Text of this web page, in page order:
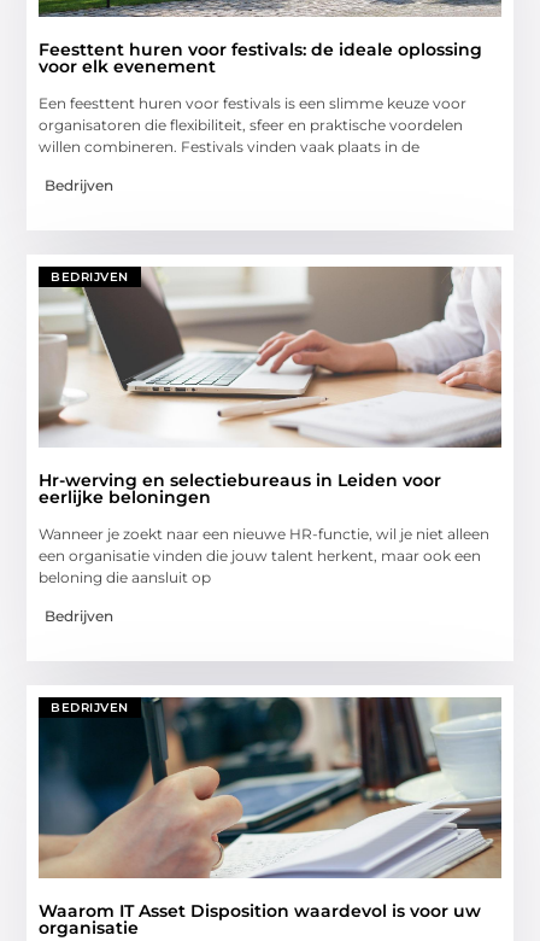
Feesttent huren voor festivals: de ideale oplossing
voor elk evenement
Een feesttent huren voor festivals is een slimme keuze voor
organisatoren die flexibiliteit, sfeer en praktische voordelen
willen combineren. Festivals vinden vaak plaats in de
Bedrijven
BEDRIJVEN
Hr-werving en selectiebureaus in Leiden voor
eerlijke beloningen
Wanneer je zoekt naar een nieuwe HR-functie, wil je niet alleen
een organisatie vinden die jouw talent herkent, maar ook een
beloning die aansluit op
Bedrijven
BEDRIJVEN
Waarom IT Asset Disposition waardevol is voor uw
organisatie